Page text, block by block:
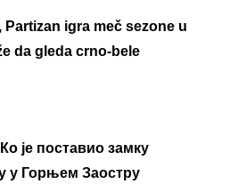
Partizan igra meč sezone u
da gleda crno-bele
је поставио замку
у Горњем Заостру